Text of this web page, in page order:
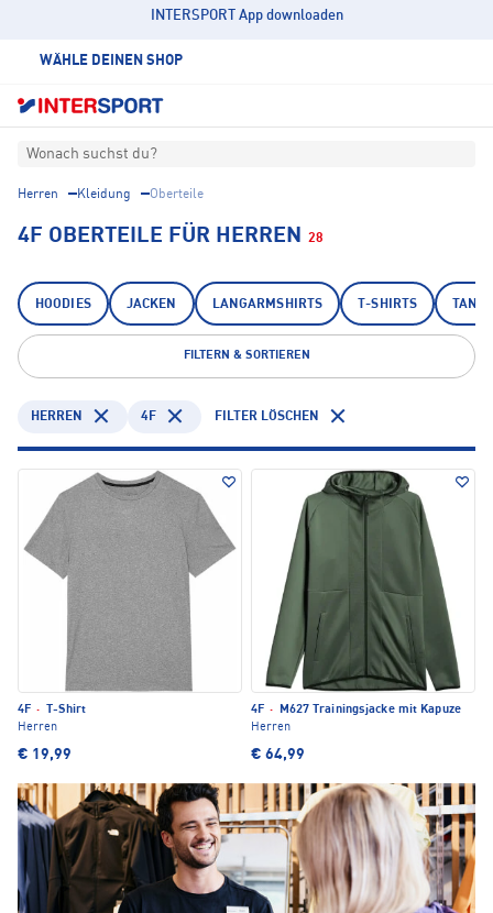
INTERSPORT App downloaden
WÄHLE DEINEN SHOP
Wonach suchst du?
Herren Kleidung Oberteile
4F OBERTEILE FÜR HERREN 28
HOODIES JACKEN LANGARMSHIRTS T-SHIRTS
FILTERN & SORTIEREN
HERREN 4F FILTER LÖSCHEN
4F ·
T-Shirt
Herren
€ 19,99
4F ·
M627 Trainingsjacke mit Kapuze
Herren
€ 64,99